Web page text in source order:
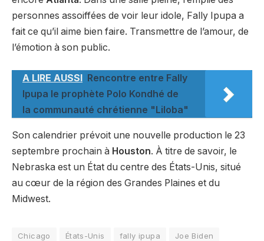
personnes assoiffées de voir leur idole, Fally Ipupa a
fait ce qu’il aime bien faire. Transmettre de l’amour, de
l’émotion à son public.
A LIRE AUSSI Rencontre entre Fally
Ipupa le prophète Polo Kondhé de
la communauté chrétienne "Liloba"
Son calendrier prévoit une nouvelle production le 23
septembre prochain à Houston. À titre de savoir, le
Nebraska est un État du centre des États-Unis, situé
au cœur de la région des Grandes Plaines et du
Midwest.
Chicago États-Unis fally ipupa
Joe Biden